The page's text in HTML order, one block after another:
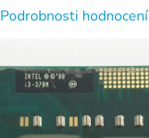
Podrobnosti hodnocení